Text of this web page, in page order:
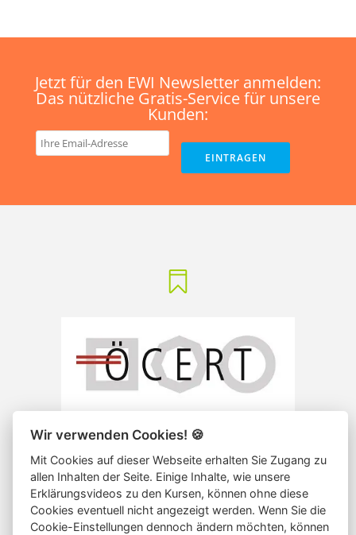
Jetzt für den EWI Newsletter anmelden:
Das nützliche Gratis-Service für unsere
Kunden:
Wir verwenden Cookies! 🍪
Mit Cookies auf dieser Webseite erhalten Sie Zugang zu
allen Inhalten der Seite. Einige Inhalte, wie unsere
Erklärungsvideos zu den Kursen, können ohne diese
Cookies eventuell nicht angezeigt werden. Wenn Sie die
Cookie-Einstellungen dennoch ändern möchten, können